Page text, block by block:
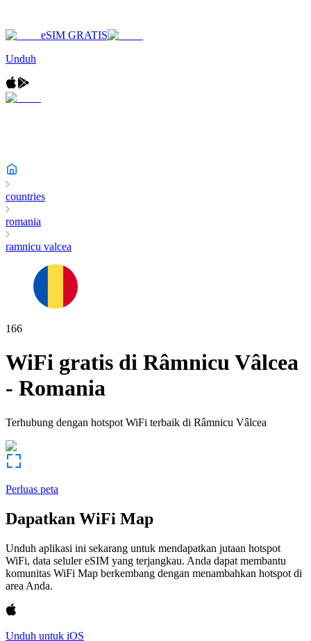
eSIM GRATIS
Unduh
countries
romania
ramnicu valcea
166
WiFi gratis di Râmnicu Vâlcea
- Romania
Terhubung dengan hotspot WiFi terbaik di Râmnicu Vâlcea
Perluas peta
Dapatkan WiFi Map
Unduh aplikasi ini sekarang untuk mendapatkan jutaan hotspot
WiFi, data seluler eSIM yang terjangkau. Anda dapat membantu
komunitas WiFi Map berkembang dengan menambahkan hotspot di
area Anda.
Unduh untuk iOS